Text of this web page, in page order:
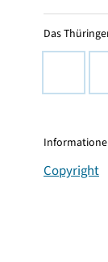
Das
Copyright